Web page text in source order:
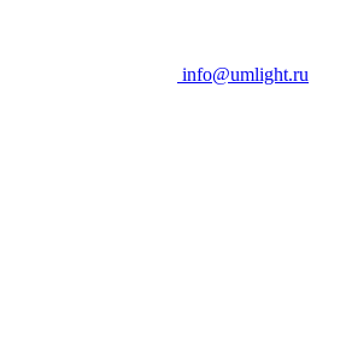
info@umlight.ru